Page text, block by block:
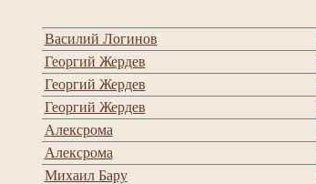
Василий Логинов
Георгий Жердев
Георгий Жердев
Георгий Жердев
Алексрома
Алексрома
Михаил Бару